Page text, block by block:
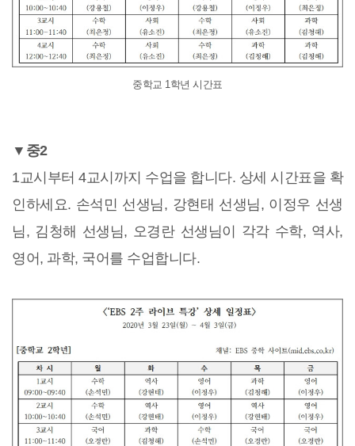
중학교 1학년 시간표
▼중2
1교시부터 4교시까지 수업을 합니다. 상세 시간표을 확
인하세요. 손석민 선생님, 강현태 선생님, 이정우 선생
님, 김청해 선생님, 오경란 선생님이 각각 수학, 역사,
영어, 과학, 국어를 수업합니다.